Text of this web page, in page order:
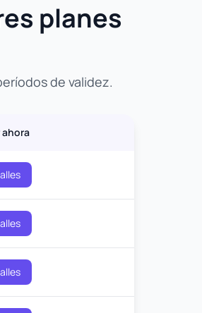
planes
de validez.
ahora